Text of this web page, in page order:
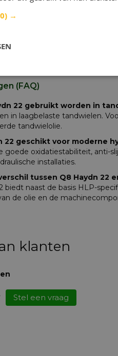
(PCF) van Q8
eq/kg. Het
(FAQ)
22 gebruikt worden in
in laagbelaste tandwielen.
tandwielolie.
22 geschikt voor moderne
goede oxidatiestabiliteit, anti-
installaties.
tussen Q8 Haydn 22
biedt naast de basis HLP-
de olie en de
klanten
Stel een vraag
→